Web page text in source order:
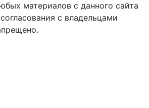
материалов с данного сайта
с владельцами